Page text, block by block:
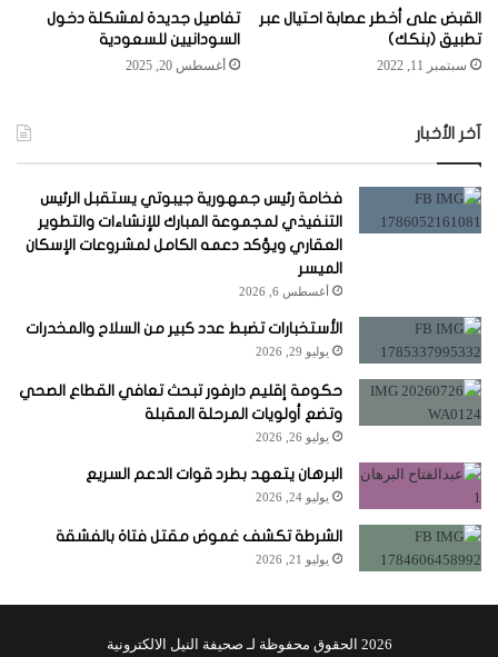
القبض على أخطر عصابة احتيال عبر
تطبيق (بنكك)
سبتمبر 11, 2022
تفاصيل جديدة لمشكلة دخول
السودانيين للسعودية
أغسطس 20, 2025
آخر الأخبار
فخامة رئيس جمهورية جيبوتي يستقبل الرئيس
التنفيذي لمجموعة المبارك للإنشاءات والتطوير
العقاري ويؤكد دعمه الكامل لمشروعات الإسكان
الميسر
أغسطس 6, 2026
الأستخبارات تضبط عدد كبير من السلاح والمخدرات
يوليو 29, 2026
حكومة إقليم دارفور تبحث تعافي القطاع الصحي
وتضع أولويات المرحلة المقبلة
يوليو 26, 2026
البرهان يتعهد بطرد قوات الدعم السريع
يوليو 24, 2026
الشرطة تكشف غموض مقتل فتاة بالفشقة
يوليو 21, 2026
2026 الحقوق محفوظة لـ صحيفة النيل الالكترونية